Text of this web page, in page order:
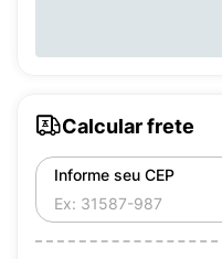
Calcular frete
Informe seu CEP